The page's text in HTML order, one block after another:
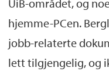
UiB-området, og
hjemme-PCen.
jobb-relaterte
lett tilgjengelig, og